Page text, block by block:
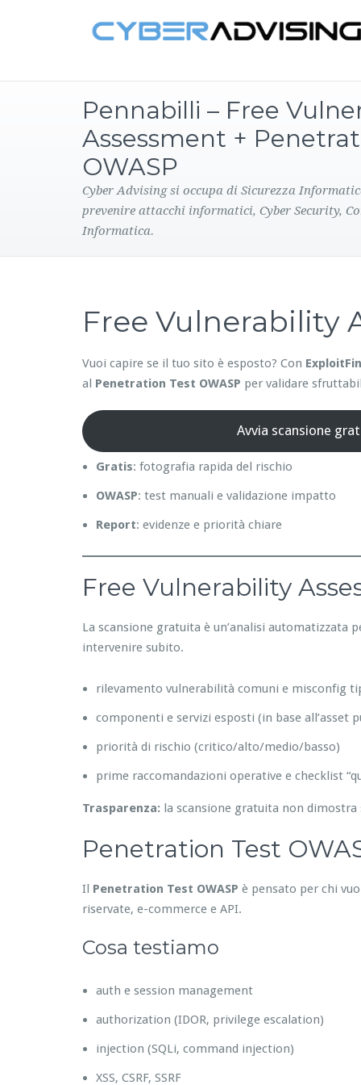
Pennabilli – Free
Assessment +
OWASP
Cyber Advising si occupa di Sicurezza
prevenire attacchi informatici, Cyber Security,
Informatica.
Free Vulnerability
Vuoi capire se il tuo sito è esposto? Con
al Penetration Test OWASP per validare
Avvia scansione
Gratis: fotografia rapida del rischio
OWASP: test manuali e validazione impatto
Report: evidenze e priorità chiare
Free Vulnerability
La scansione gratuita è un’analisi automatizzata
intervenire subito.
rilevamento vulnerabilità comuni e misconfig
componenti e servizi esposti (in base all’asset
priorità di rischio (critico/alto/medio/basso)
prime raccomandazioni operative e checklist
Trasparenza: la scansione gratuita non dimostra
Penetration Test
Il Penetration Test OWASP è pensato per chi
riservate, e-commerce e API.
Cosa testiamo
auth e session management
authorization (IDOR, privilege escalation)
injection (SQLi, command injection)
XSS, CSRF, SSRF